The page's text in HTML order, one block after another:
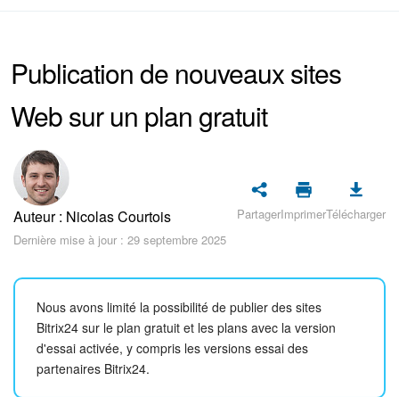
NOUVEAU
Assistance de Bitrix24
Inscription et connexion
Sécurité dans Bitrix24
Démarrer sur Bitrix24
Actualités
Tâches et projets
Publication de nouveaux sites
Web sur un plan gratuit
Auteur : Nicolas Courtois
Dernière mise à jour : 29 septembre 2025
PartagerImprimerTélécharger
Nous avons limité la possibilité de publier des sites
Bitrix24 sur le plan gratuit et les plans avec la version
d'essai activée, y compris les versions essai des
partenaires Bitrix24.